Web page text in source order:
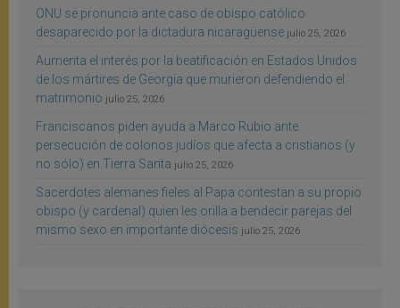
ONU se pronuncia ante caso de obispo católico
desaparecido por la dictadura nicaragüense julio 25, 2026
Aumenta el interés por la beatificación en Estados Unidos
de los mártires de Georgia que murieron defendiendo el
matrimonio julio 25, 2026
Franciscanos piden ayuda a Marco Rubio ante
persecución de colonos judíos que afecta a cristianos (y
no sólo) en Tierra Santa julio 25, 2026
Sacerdotes alemanes fieles al Papa contestan a su propio
obispo (y cardenal) quien les orilla a bendecir parejas del
mismo sexo en importante diócesis julio 25, 2026